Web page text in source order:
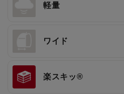
軽量
ワイド
楽スキッ®